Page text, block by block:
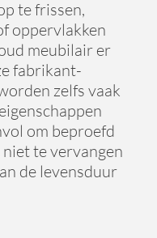
te frissen,
oppervlakken
meubilair er
fabrikant-
zelfs vaak
om beproefd
te vervangen
de levensduur